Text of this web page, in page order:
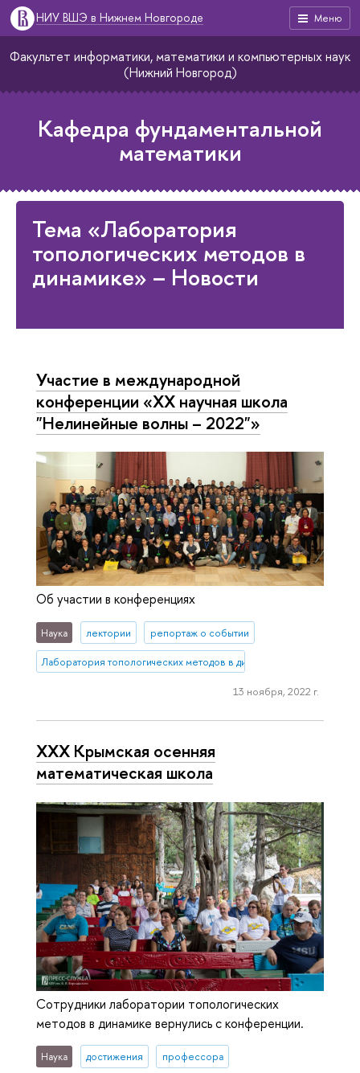
Меню
НИУ ВШЭ в Нижнем Новгороде
Факультет информатики, математики и компьютерных наук
(Нижний Новгород)
Кафедра фундаментальной
математики
Тема «Лаборатория
топологических методов в
динамике» – Новости
Участие в международной
конференции «XX научная школа
"Нелинейные волны – 2022"»
Об участии в конференциях
Наука лектории репортаж о событии
Лаборатория топологических методов в динамике
13 ноября, 2022 г.
XXX Крымская осенняя
математическая школа
Сотрудники лаборатории топологических
методов в динамике вернулись с конференции.
Наука достижения профессора